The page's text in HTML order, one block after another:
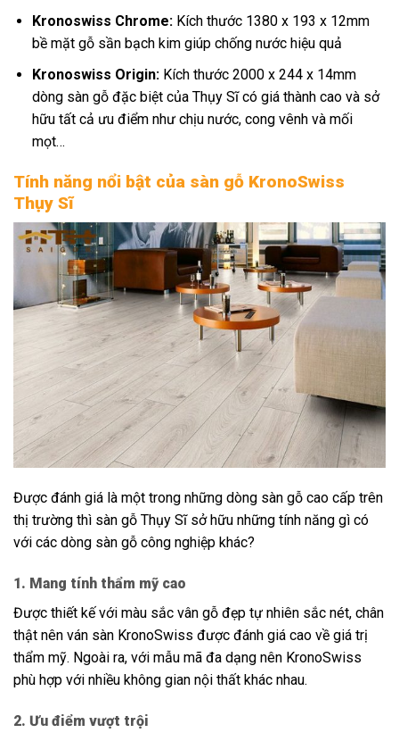
Kronoswiss Chrome:Kích thước 1380 x 193 x 12mm
bề mặt gỗ sần bạch kim giúp chống nước hiệu quả
Kronoswiss Origin:Kích thước 2000 x 244 x 14mm
dòng sàn gỗ đặc biệt của Thụy Sĩ có giá thành cao và sở
hữu tất cả ưu điểm như chịu nước, cong vênh và mối
mọt…
Tính năng nổi bật của sàn gỗ KronoSwiss
Thụy Sĩ
Được đánh giá là một trong những dòng sàn gỗ cao cấp trên
thị trường thì sàn gỗ Thụy Sĩ sở hữu những tính năng gì có
với các dòng sàn gỗ công nghiệp khác?
1. Mang tính thẩm mỹ cao
Được thiết kế với màu sắc vân gỗ đẹp tự nhiên sắc nét, chân
thật nên ván sàn KronoSwiss được đánh giá cao về giá trị
thẩm mỹ. Ngoài ra, với mẫu mã đa dạng nên KronoSwiss
phù hợp với nhiều không gian nội thất khác nhau.
2. Ưu điểm vượt trội